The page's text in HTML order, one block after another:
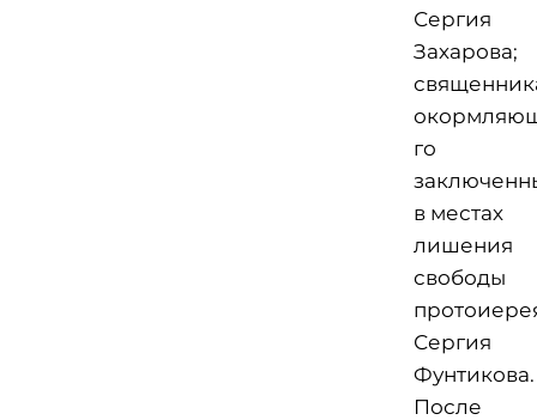
Сергия
Захарова;
го
в местах
лишения
свободы
Сергия
После